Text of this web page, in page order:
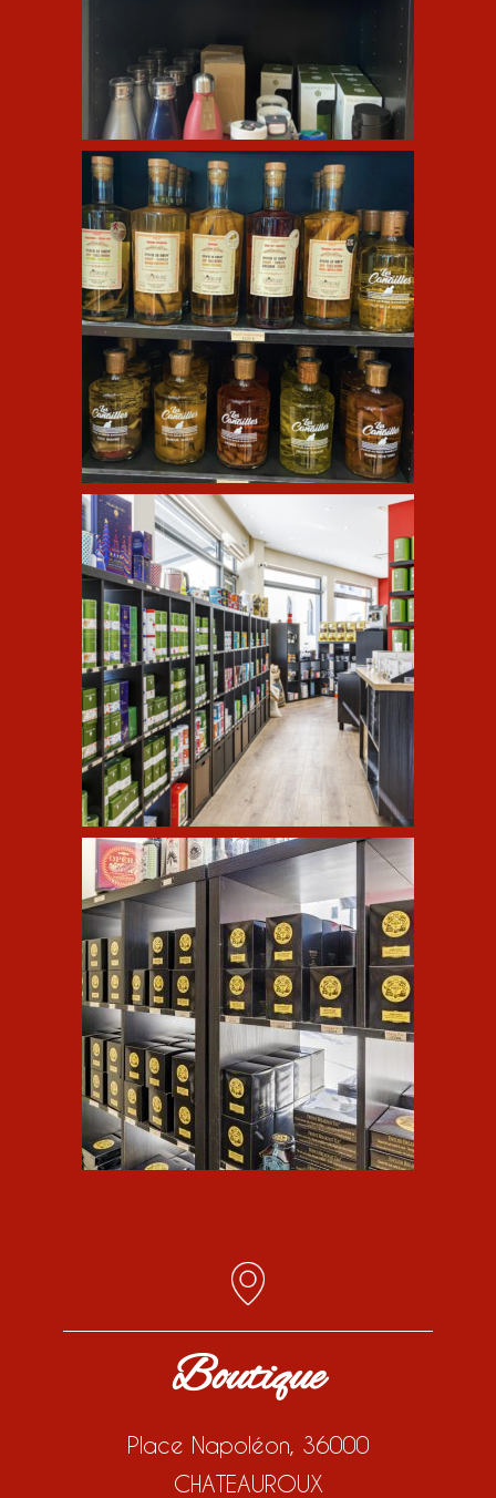
Boutique
Place Napoléon, 36000
CHATEAUROUX